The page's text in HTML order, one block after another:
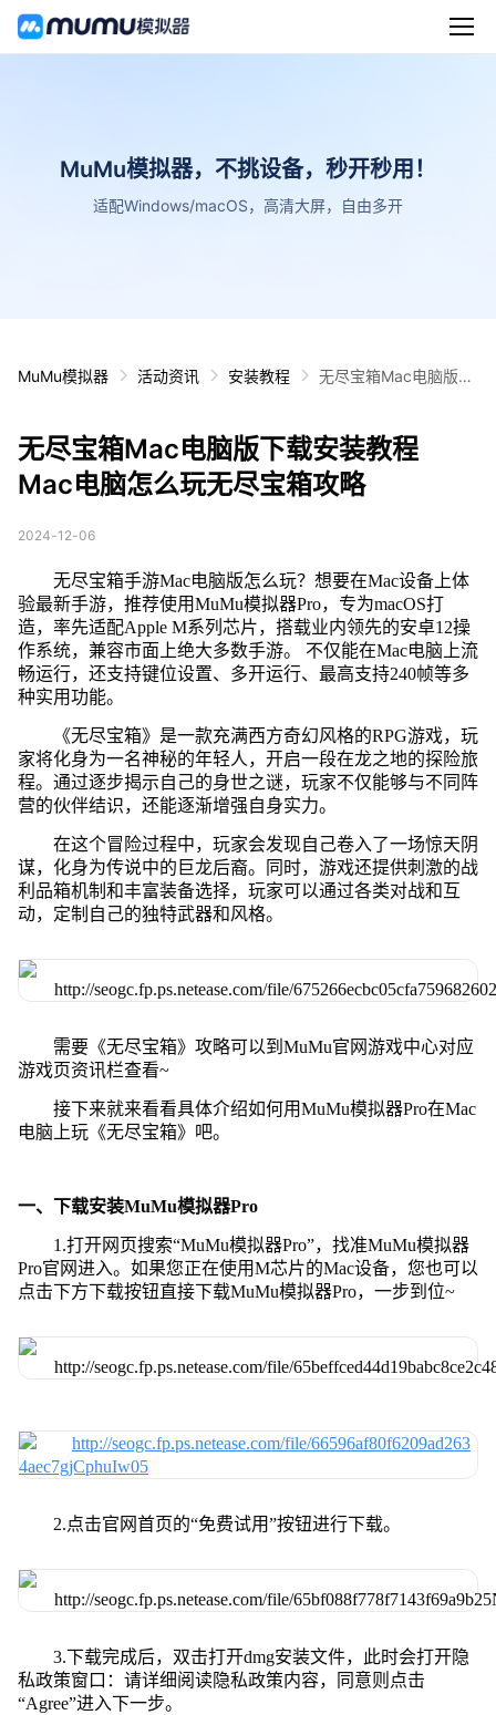
MuMu模拟器，不挑设备，秒开秒用！
适配Windows/macOS，高清大屏，自由多开
MuMu模拟器 活动资讯 安装教程
无尽宝箱Mac电脑版下
无尽宝箱Mac电脑版下载安装教程
Mac电脑怎么玩无尽宝箱攻略
2024-12-06
无尽宝箱手游Mac电脑版怎么玩？想要在Mac设备上体
验最新手游，推荐使用MuMu模拟器Pro，专为macOS打
造，率先适配Apple M系列芯片，搭载业内领先的安卓12操
作系统，兼容市面上绝大多数手游。 不仅能在Mac电脑上流
畅运行，还支持键位设置、多开运行、最高支持240帧等多
种实用功能。
《无尽宝箱》是一款充满西方奇幻风格的RPG游戏，玩
家将化身为一名神秘的年轻人，开启一段在龙之地的探险旅
程。通过逐步揭示自己的身世之谜，玩家不仅能够与不同阵
营的伙伴结识，还能逐渐增强自身实力。
在这个冒险过程中，玩家会发现自己卷入了一场惊天阴
谋，化身为传说中的巨龙后裔。同时，游戏还提供刺激的战
利品箱机制和丰富装备选择，玩家可以通过各类对战和互
动，定制自己的独特武器和风格。
需要《无尽宝箱》攻略可以到MuMu官网游戏中心对应
游戏页资讯栏查看~
接下来就来看看具体介绍如何用MuMu模拟器Pro在Mac
电脑上玩《无尽宝箱》吧。
一、下载安装MuMu模拟器Pro
1.打开网页搜索“MuMu模拟器Pro”，找准MuMu模拟器
Pro官网进入。如果您正在使用M芯片的Mac设备，您也可以
点击下方下载按钮直接下载MuMu模拟器Pro，一步到位~
2.点击官网首页的“免费试用”按钮进行下载。
3.下载完成后，双击打开dmg安装文件，此时会打开隐
私政策窗口：请详细阅读隐私政策内容，同意则点击
“Agree”进入下一步。